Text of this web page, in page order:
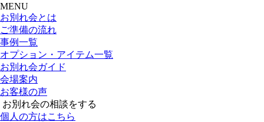
MENU
お別れ会とは
ご準備の流れ
事例一覧
オプション・アイテム一覧
お別れ会ガイド
会場案内
お客様の声
お別れ会の相談をする
個人の方はこちら